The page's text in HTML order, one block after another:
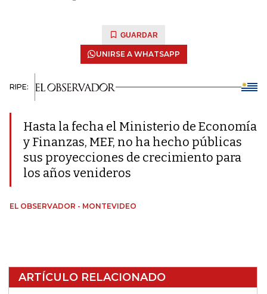
GUARDAR
UNIRSE A WHATSAPP
RIPE:
Hasta la fecha el Ministerio de Economía
y Finanzas, MEF, no ha hecho públicas
sus proyecciones de crecimiento para
los años venideros
EL OBSERVADOR - MONTEVIDEO
ARTÍCULO RELACIONADO